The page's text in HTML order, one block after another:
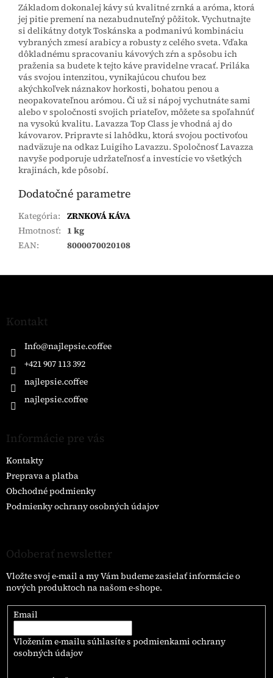
Základom dokonalej kávy sú kvalitné zrnká a aróma, ktorá
jej pitie premení na nezabudnuteľný pôžitok. Vychutnajte
si delikátny dotyk Toskánska a podmanivú kombináciu
vybraných zmesí arabicy a robusty z celého sveta. Vďaka
dôkladnému spracovaniu kávových zŕn a spôsobu ich
praženia sa budete k tejto káve pravidelne vracať. Priláka
vás svojou intenzitou, vynikajúcou chuťou bez
akýchkoľvek náznakov horkosti, bohatou penou a
neopakovateľnou arómou. Či už si nápoj vychutnáte sami
alebo v spoločnosti svojich priateľov, môžete sa spoľahnúť
na vysokú kvalitu. Lavazza Top Class je vhodná aj do
kávovarov. Pripravte si lahôdku, ktorá svojou poctivoťou
nadväzuje na odkaz Luigiho Lavazzu. Spoločnosť Lavazza
navyše podporuje udržateľnosť a investície vo všetkých
krajinách, kde pôsobí.
Dodatočné parametre
Kategória: ZRNKOVÁ KÁVA
Hmotnosť: 1 kg
EAN: 8000070020108
Z
Kontakt
Info@najlepsie.coffee
+421 907 113 392
najlepsie.coffee
najlepsie.coffee
Informácie pre vás
Kontakty
Preprava a platba
Obchodné podmienky
Podmienky ochrany osobných údajov
Odoberať newsletter
Vložte svoj e-mail a my Vám budeme zasielať informácie o
nových produktoch na našom e-shope.
Email
Vložením e-mailu súhlasíte s podmienkami ochrany
osobných údajov